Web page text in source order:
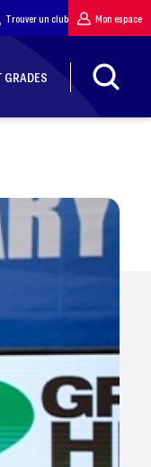
Trouver un club Mon espace
GRADES